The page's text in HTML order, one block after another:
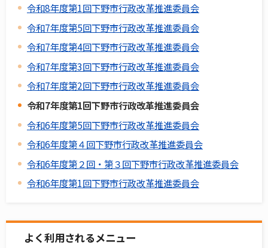
令和8年度第1回下野市行政改革推進委員会
令和7年度第5回下野市行政改革推進委員会
令和7年度第4回下野市行政改革推進委員会
令和7年度第3回下野市行政改革推進委員会
令和7年度第2回下野市行政改革推進委員会
令和7年度第1回下野市行政改革推進委員会
令和6年度第5回下野市行政改革推進委員会
令和6年度第４回下野市行政改革推進委員会
令和6年度第２回・第３回下野市行政改革推進委員会
令和6年度第1回下野市行政改革推進委員会
よく利用されるメニュー